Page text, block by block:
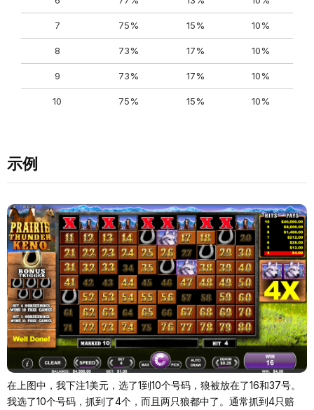
7 75% 15% 10%
8 73% 17% 10%
9 73% 17% 10%
10 75% 15% 10%
示例
在上图中，我下注1美元，选了1到10个号码，狼被放在了16和37号。
我选了10个号码，抓到了4个，而且两只狼都中了。通常抓到4只赔